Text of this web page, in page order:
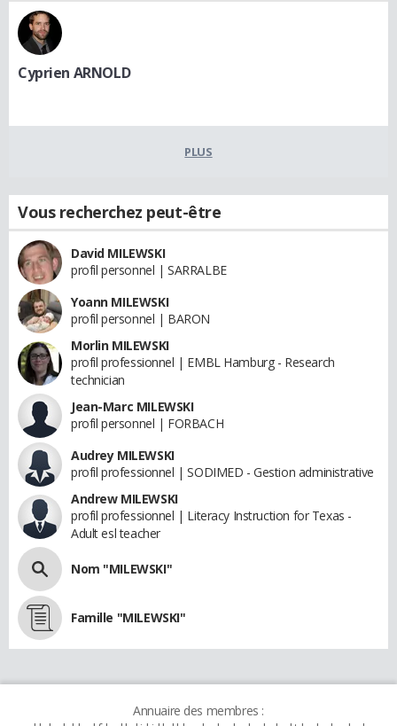
Cyprien ARNOLD
PLUS
Vous recherchez peut-être
David MILEWSKI
profil personnel | SARRALBE
Yoann MILEWSKI
profil personnel | BARON
Morlin MILEWSKI
profil professionnel | EMBL Hamburg - Research
technician
Jean-Marc MILEWSKI
profil personnel | FORBACH
Audrey MILEWSKI
profil professionnel | SODIMED - Gestion administrative
Andrew MILEWSKI
profil professionnel | Literacy Instruction for Texas -
Adult esl teacher
Nom "MILEWSKI"
Famille "MILEWSKI"
Annuaire des membres :